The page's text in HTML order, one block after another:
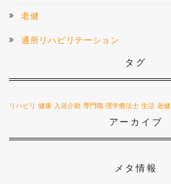
老健
通所リハビリテーション
タグ
リハビリ 健康 入浴介助 専門職 理学療法士 生活 老健
アーカイブ
メタ情報